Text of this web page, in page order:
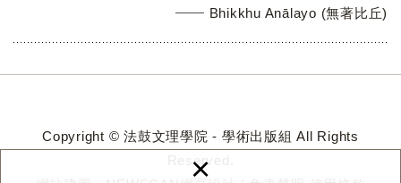
×
Bhikkhu Anālayo (無著比丘)
Copyright © 法鼓文理學院 - 學術出版組 All Rights
Reserved.